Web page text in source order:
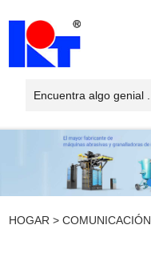
HOGAR >COMUNICACIÓN